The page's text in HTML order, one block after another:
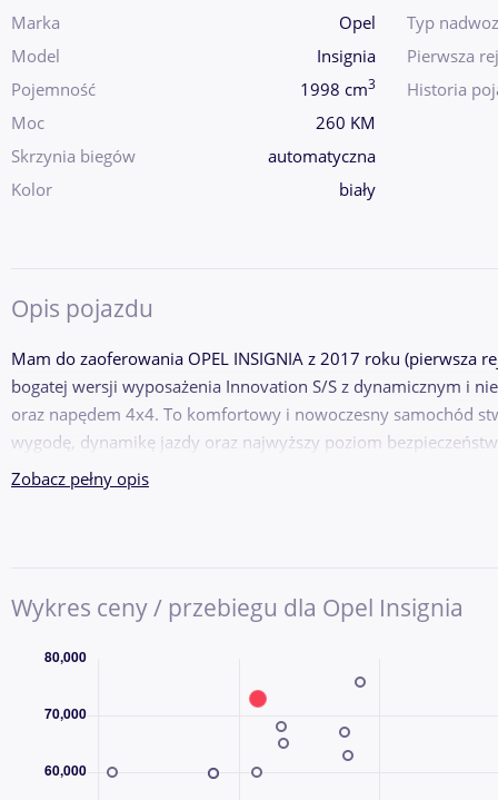
Marka
Opel
Model
Insignia
Pojemność
1998 cm3
Moc
260 KM
Skrzynia biegów
automatyczna
Kolor
biały
Typ
Pierwsza
Historia
Opis pojazdu
Mam do zaoferowania OPEL INSIGNIA z 2017 roku (pierwsza
bogatej wersji wyposażenia Innovation S/S z dynamicznym i
oraz napędem 4x4. To komfortowy i nowoczesny samochód
wygodę, dynamikę jazdy oraz najwyższy poziom
Zobacz pełny opis
Wykres ceny / przebiegu dla Opel Insignia